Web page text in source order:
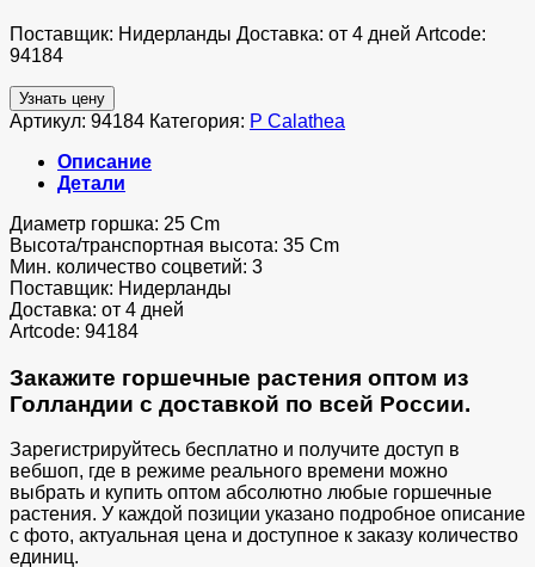
Поставщик: Нидерланды Доставка: от 4 дней Artcode:
94184
Узнать цену
Артикул: 94184 Категория: P Calathea
Описание
Детали
Диаметр горшка: 25 Cm
Высота/транспортная высота: 35 Cm
Мин. количество соцветий: 3
Поставщик: Нидерланды
Доставка: от 4 дней
Artcode: 94184
Закажите горшечные растения оптом из
Голландии с доставкой по всей России.
Зарегистрируйтесь бесплатно и получите доступ в
вебшоп, где в режиме реального времени можно
выбрать и купить оптом абсолютно любые горшечные
растения. У каждой позиции указано подробное описание
с фото, актуальная цена и доступное к заказу количество
единиц.